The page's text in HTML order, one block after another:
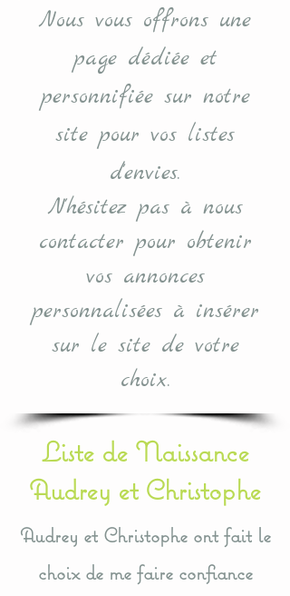
Nous vous offrons une
page dédiée et
personnifiée sur notre
site pour vos listes
d'envies.
N'hésitez pas à nous
contacter pour obtenir
vos annonces
personnalisées à insérer
sur le site de votre
choix.
Liste de Naissance
Audrey et Christophe
Audrey et Christophe ont fait le
choix de me faire confiance